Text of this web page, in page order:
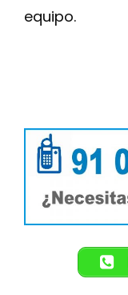
equipo.